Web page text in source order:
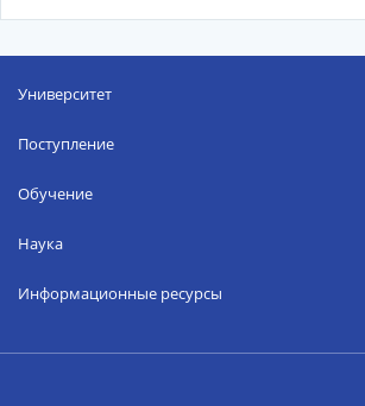
Университет
Поступление
Обучение
Наука
Информационные ресурсы